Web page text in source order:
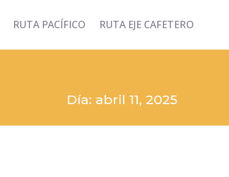
RUTA PACÍFICO RUTA EJE CAFETERO
Día: abril 11, 2025